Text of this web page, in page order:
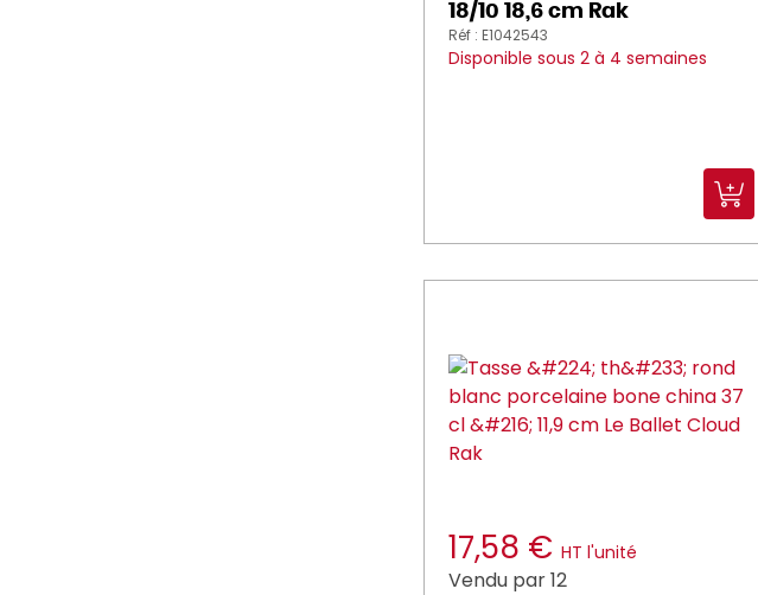
18/10 18,6 cm Rak
Réf : E1042543
Disponible sous 2 à 4 semaines
17,58 € HT l'unité
Vendu par 12